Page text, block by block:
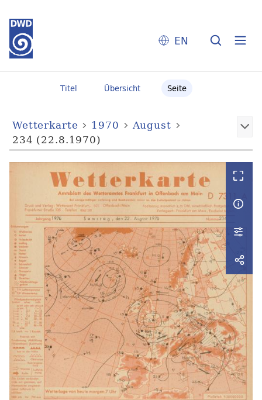
EN
Titel Übersicht Seite
Wetterkarte 1970
August
234 (22.8.1970)